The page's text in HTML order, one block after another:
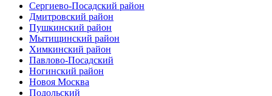
Сергиево-Посадский район
Дмитровский район
Пушкинский район
Мытищинский район
Химкинский район
Павлово-Посадский
Ногинский район
Новоя Москва
Подольский